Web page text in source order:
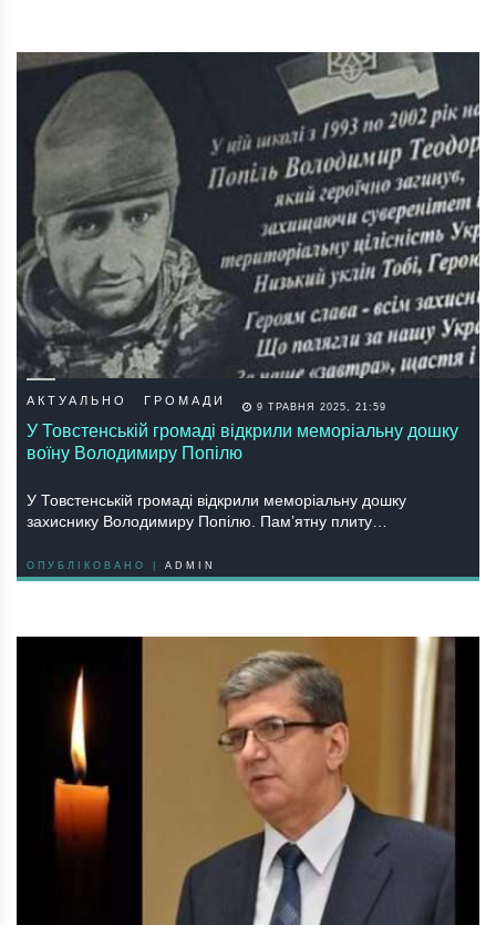
АКТУАЛЬНО ГРОМАДИ 9 ТРАВНЯ 2025, 21:59
У Товстенській громаді відкрили меморіальну дошку
воїну Володимиру Попілю
У Товстенській громаді відкрили меморіальну дошку
захиснику Володимиру Попілю. Пам’ятну плиту…
ОПУБЛІКОВАНО | ADMIN